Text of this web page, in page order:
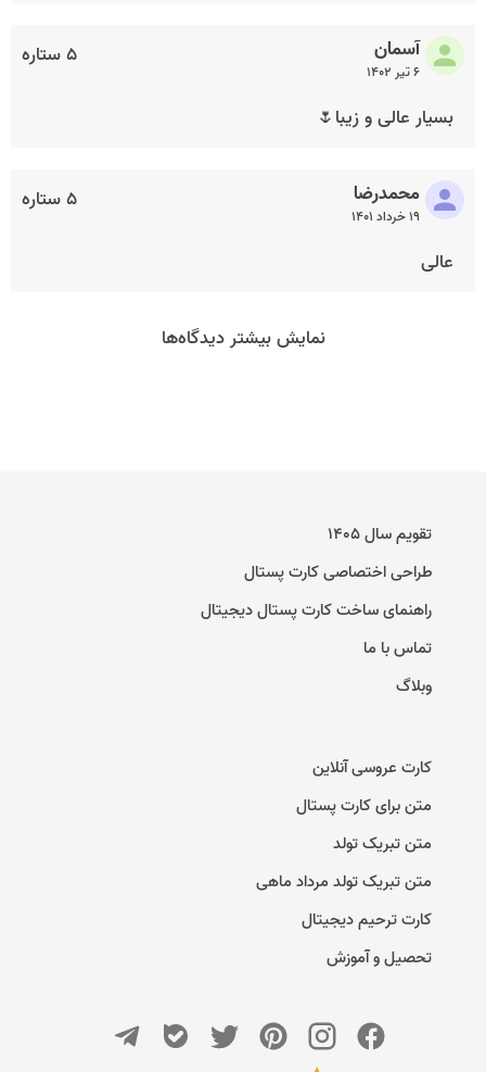
۵ ستاره آسمان
۶ تیر ۱۴۰۲
بسیار عالی و زیبا🌷
۵ ستاره محمدرضا
۱۹ خرداد ۱۴۰۱
عالی
نمایش بیشتر دیدگاه‌ها
تقویم سال ۱۴۰۵
طراحی اختصاصی کارت پستال
راهنمای ساخت کارت پستال دیجیتال
تماس با ما
وبلاگ
کارت عروسی آنلاین
متن برای کارت پستال
متن تبریک تولد
متن تبریک تولد مرداد ماهی
کارت ترحیم دیجیتال
تحصیل و آموزش